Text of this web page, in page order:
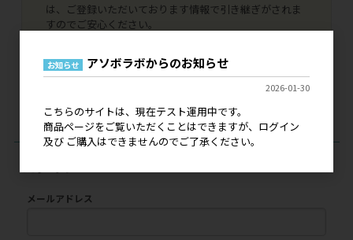
は、ご登録いただいております情報で引き継ぎがされま
すのでご安心ください。
で、NP掛け払いへの変更手続きをお申し込みいただけま
したら幸いです。
本稼働につきましては、詳細が決まり次第にご案内をい
メールアドレス
お知らせ アソボラボからのお知らせ
2026-01-30
こちらのサイトは、現在テスト運用中です。
商品ページをご覧いただくことはできますが、ログイン
及び ご購入はできませんのでご了承ください。